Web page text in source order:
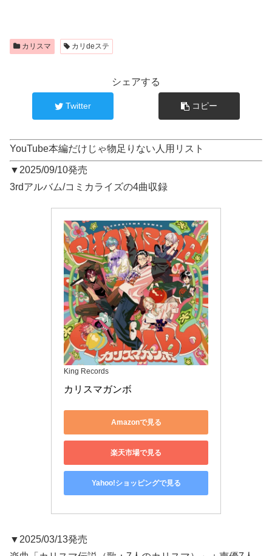
カリスマ カリdeステ
シェアする
Twitter コピー
YouTube本編だけじゃ物足りない人用リスト
▼2025/09/10発売
3rdアルバム/コミカライズの4曲収録
King Records
カリスマガンボ
Amazonで見る
楽天市場で見る
Yahoo!ショッピングで見る
▼2025/03/13発売